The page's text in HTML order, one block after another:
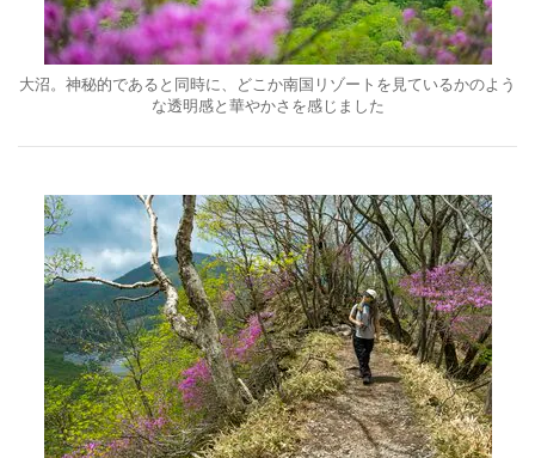
大沼。神秘的であると同時に、どこか南国リゾートを見ているかのよう
な透明感と華やかさを感じました